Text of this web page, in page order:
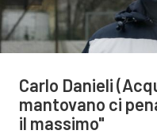
Carlo Danieli
mantovano ci
il massimo"